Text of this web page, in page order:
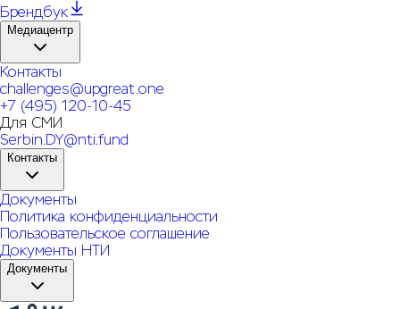
Брендбук
Медиацентр
Контакты
challenges@upgreat.one
+7 (495) 120-10-45
Для СМИ
Serbin.DY@nti.fund
Контакты
Документы
Политика конфиденциальности
Пользовательское соглашение
Документы НТИ
Документы